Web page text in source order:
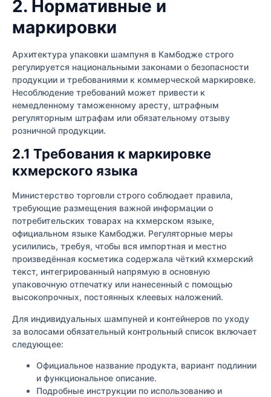
2. Нормативные и
маркировки
Архитектура упаковки шампуня в Камбодже строго
регулируется национальными законами о безопасности
продукции и требованиями к коммерческой маркировке.
Несоблюдение требований может привести к
немедленному таможенному аресту, штрафным
регуляторным штрафам или обязательному отзыву
розничной продукции.
2.1 Требования к маркировке
кхмерского языка
Министерство торговли строго соблюдает правила,
требующие размещения важной информации о
потребительских товарах на кхмерском языке,
официальном языке Камбоджи. Регуляторные меры
усилились, требуя, чтобы вся импортная и местно
произведённая косметика содержала чёткий кхмерский
текст, интегрированный напрямую в основную
упаковочную отпечатку или нанесенный с помощью
высокопрочных, постоянных клеевых наложений.
Для индивидуальных шампуней и контейнеров по уходу
за волосами обязательный контрольный список включает
следующее:
Официальное название продукта, вариант подлинии
и функциональное описание.
Подробные инструкции по использованию и